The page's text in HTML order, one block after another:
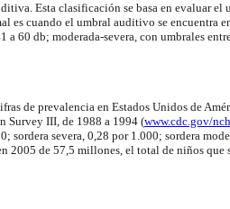
Esta clasificación se basa en evaluar el
es cuando el umbral auditivo se encuentra
60 db; moderada-severa, con umbrales
de prevalencia en Estados Unidos de
Survey III, de 1988 a 1994 (www.cdc.gov/
sordera severa, 0,28 por 1.000; sordera
2005 de 57,5 millones, el total de niños que